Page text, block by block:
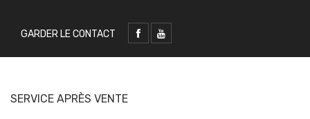
GARDER LE CONTACT
SERVICE APRÈS VENTE